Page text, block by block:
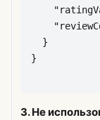
3. Не